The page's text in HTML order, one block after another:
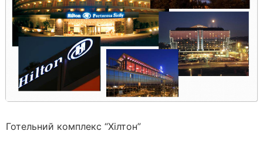
Готельний комплекс “Хілтон”